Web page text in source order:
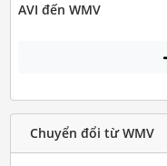
AVI đến WMV
Chuyển đổi từ WMV